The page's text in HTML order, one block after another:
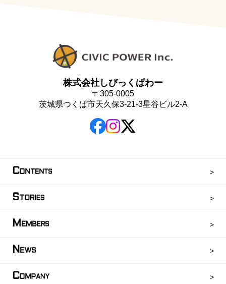
株式会社しびっくぱわー
〒305-0005
茨城県つくば市天久保3-21-3星谷ビル2-A
CONTENTS
STORIES
M EMBERS
N EWS
COMPANY